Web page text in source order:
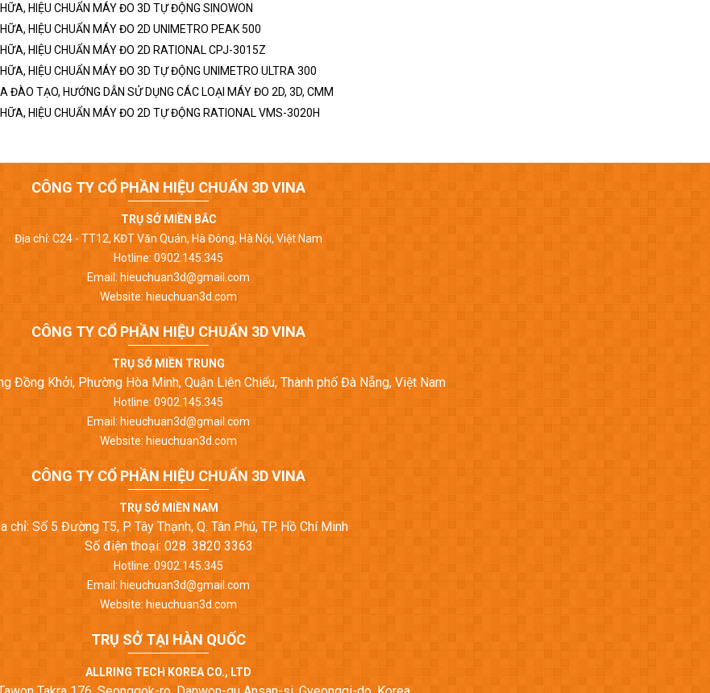
HIỆU CHUẨN MÁY ĐO 3D TỰ ĐỘNG SINOWON
HIỆU CHUẨN MÁY ĐO 2D UNIMETRO PEAK 500
HIỆU CHUẨN MÁY ĐO 2D RATIONAL CPJ-3015Z
HIỆU CHUẨN MÁY ĐO 3D TỰ ĐỘNG UNIMETRO ULTRA 300
ĐÀO TẠO, HƯỚNG DẪN SỬ DỤNG CÁC LOẠI MÁY ĐO 2D, 3D, CMM
HIỆU CHUẨN MÁY ĐO 2D TỰ ĐỘNG RATIONAL VMS-3020H
CÔNG TY CỔ PHẦN HIỆU CHUẨN 3D VINA
TRỤ SỞ MIỀN BẮC
Địa chỉ: C24 - TT12, KĐT Văn Quán, Hà Đông, Hà Nội, Việt Nam
Hotline: 0902.145.345
Email: hieuchuan3d@gmail.com
Website: hieuchuan3d.com
CÔNG TY CỔ PHẦN HIỆU CHUẨN 3D VINA
TRỤ SỞ MIỀN TRUNG
Đồng Khởi, Phường Hòa Minh, Quận Liên Chiểu, Thành phố Đà Nẵng, Việt Nam
Hotline: 0902.145.345
Email: hieuchuan3d@gmail.com
Website: hieuchuan3d.com
CÔNG TY CỔ PHẦN HIỆU CHUẨN 3D VINA
TRỤ SỞ MIỀN NAM
chỉ: Số 5 Đường T5, P. Tây Thạnh, Q. Tân Phú, TP. Hồ Chí Minh
Số điện thoại: 028. 3820 3363
Hotline: 0902.145.345
Email: hieuchuan3d@gmail.com
Website: hieuchuan3d.com
TRỤ SỞ TẠI HÀN QUỐC
ALLRING TECH KOREA CO., LTD